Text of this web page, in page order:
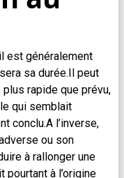
est généralement
sa durée.Il peut
plus rapide que prévu,
qui semblait
conclu.A l’inverse,
ou son
à rallonger une
à l’origine